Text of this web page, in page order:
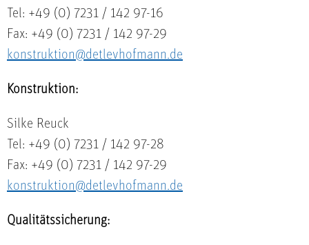
Tel: +49 (0) 7231 / 142 97-16
Fax: +49 (0) 7231 / 142 97-29
konstruktion@detlevhofmann.de
Konstruktion:
Silke Reuck
Tel: +49 (0) 7231 / 142 97-28
Fax: +49 (0) 7231 / 142 97-29
konstruktion@detlevhofmann.de
Qualitätssicherung: